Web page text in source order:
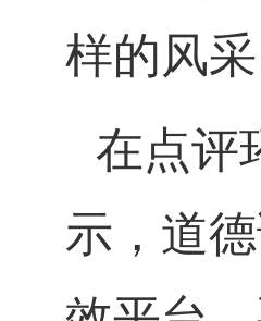
样的风采
在点评
示，道